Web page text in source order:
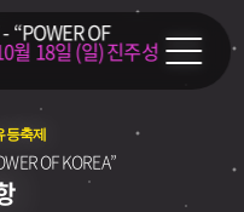
“POWER OF
월 18일 (일)진주성
등축제
OF KOREA”